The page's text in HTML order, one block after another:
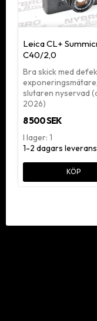
Leica CL+
C40/2,0
Bra skick med
exponeringsmätare,
slutaren nyservad
2026)
8 500 SEK
I lager: 1
1-2 dagars
KÖP